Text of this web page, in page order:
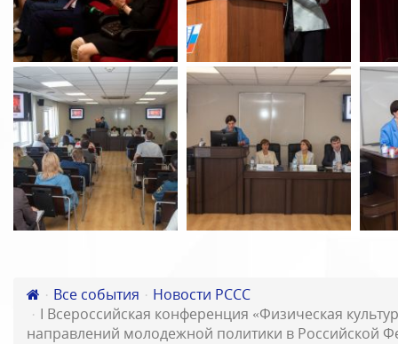
Все события
Новости РССС
I Всероссийская конференция «Физическая
направлений молодежной политики в Российской